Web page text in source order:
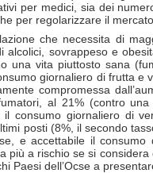
per medici, sia dei
per regolarizzare il mercato.
che necessita di
alcolici, sovrappeso e
una vita piuttosto sana
giornaliero di frutta e
compromessa
al 21% (contro
consumo giornaliero di
posti (8%, il secondo
e accettabile il
a rischio se si considera
Paesi dell’Ocse a